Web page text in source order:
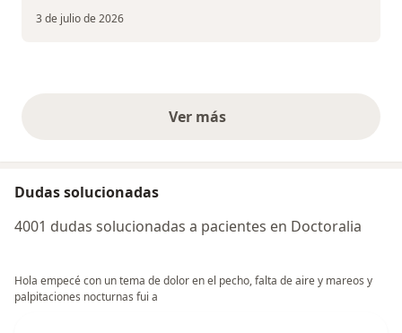
3 de julio de 2026
Ver másopiniones anteriores
Dudas solucionadas
4001 dudas solucionadas a pacientes en Doctoralia
Hola empecé con un tema de dolor en el pecho, falta de aire y mareos y
palpitaciones nocturnas fui a